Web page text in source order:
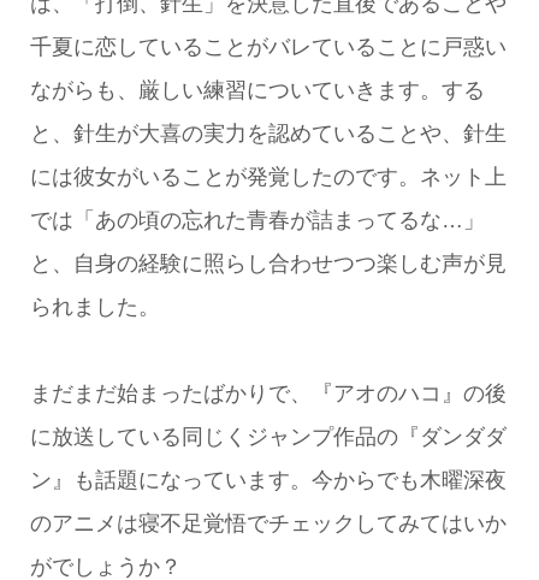
千夏に恋していることがバレていることに戸惑い
ながらも、厳しい練習についていきます。する
と、針生が大喜の実力を認めていることや、針生
には彼女がいることが発覚したのです。ネット上
では「あの頃の忘れた青春が詰まってるな…」
と、自身の経験に照らし合わせつつ楽しむ声が見
られました。
まだまだ始まったばかりで、『アオのハコ』の後
に放送している同じくジャンプ作品の『ダンダダ
ン』も話題になっています。今からでも木曜深夜
のアニメは寝不足覚悟でチェックしてみてはいか
がでしょうか？